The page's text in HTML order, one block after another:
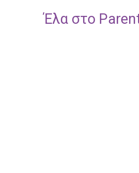
Έλα στο